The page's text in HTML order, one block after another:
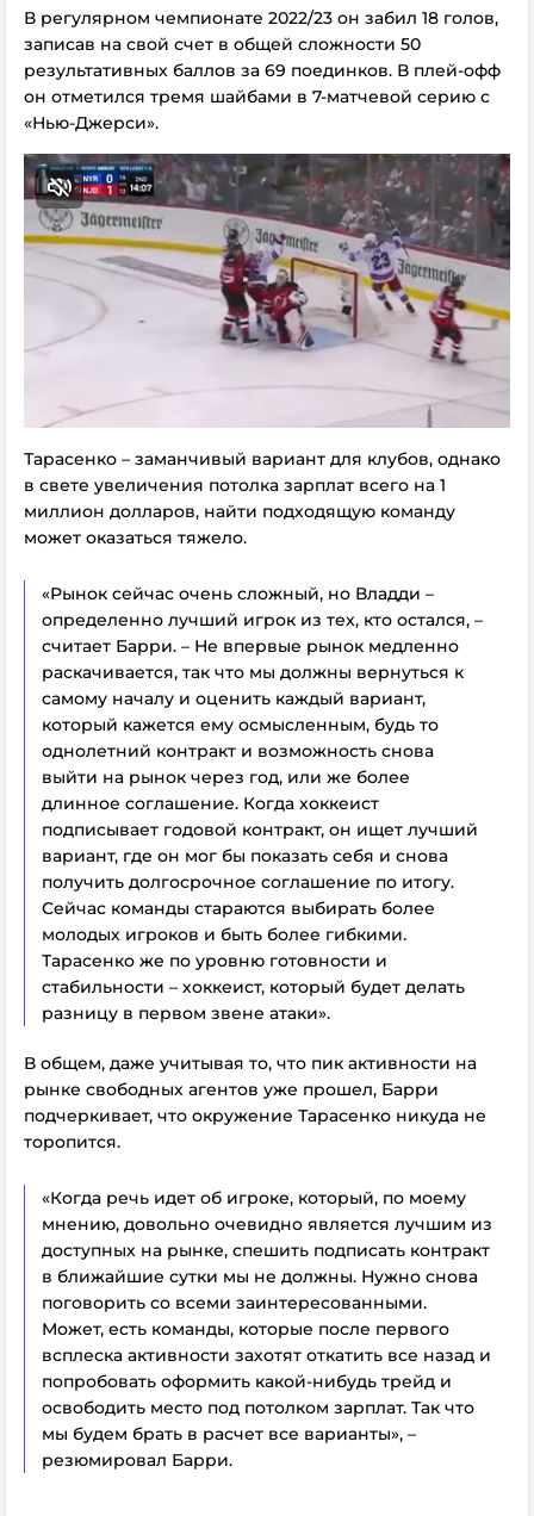
В регулярном чемпионате 2022/23 он забил 18 голов,
записав на свой счет в общей сложности 50
результативных баллов за 69 поединков. В плей-офф
он отметился тремя шайбами в 7-матчевой серию с
«Нью-Джерси».
Тарасенко – заманчивый вариант для клубов, однако
в свете увеличения потолка зарплат всего на 1
миллион долларов, найти подходящую команду
может оказаться тяжело.
«Рынок сейчас очень сложный, но Владди –
определенно лучший игрок из тех, кто остался, –
считает Барри. – Не впервые рынок медленно
раскачивается, так что мы должны вернуться к
самому началу и оценить каждый вариант,
который кажется ему осмысленным, будь то
однолетний контракт и возможность снова
выйти на рынок через год, или же более
длинное соглашение. Когда хоккеист
подписывает годовой контракт, он ищет лучший
вариант, где он мог бы показать себя и снова
получить долгосрочное соглашение по итогу.
Сейчас команды стараются выбирать более
молодых игроков и быть более гибкими.
Тарасенко же по уровню готовности и
стабильности – хоккеист, который будет делать
разницу в первом звене атаки».
В общем, даже учитывая то, что пик активности на
рынке свободных агентов уже прошел, Барри
подчеркивает, что окружение Тарасенко никуда не
торопится.
«Когда речь идет об игроке, который, по моему
мнению, довольно очевидно является лучшим из
доступных на рынке, спешить подписать контракт
в ближайшие сутки мы не должны. Нужно снова
поговорить со всеми заинтересованными.
Может, есть команды, которые после первого
всплеска активности захотят откатить все назад и
попробовать оформить какой-нибудь трейд и
освободить место под потолком зарплат. Так что
мы будем брать в расчет все варианты», –
резюмировал Барри.